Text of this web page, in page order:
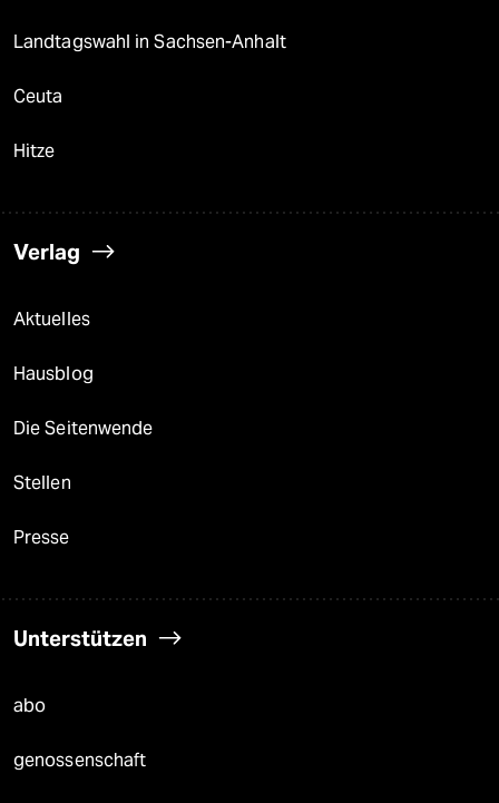
Landtagswahl in Sachsen-Anhalt
Ceuta
Hitze
Verlag
Aktuelles
Hausblog
Die Seitenwende
Stellen
Presse
Unterstützen
abo
genossenschaft